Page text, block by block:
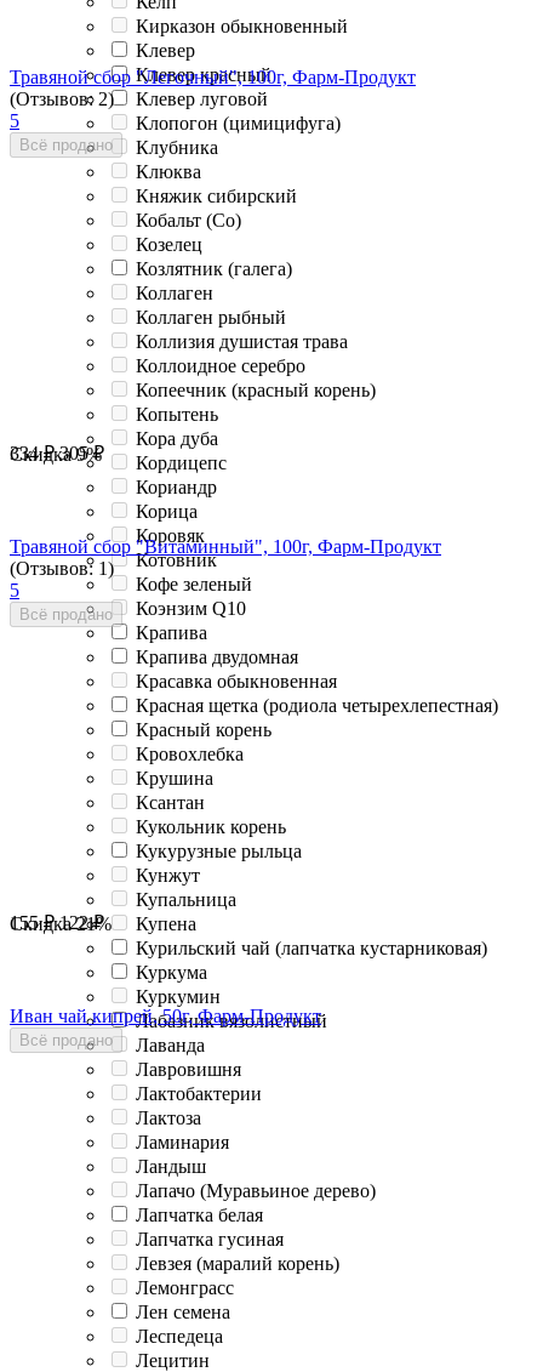
Кирказон обыкновенный
Клевер
Клевер красный
Клевер луговой
Клопогон (цимицифуга)
Клубника
Клюква
Княжик сибирский
Кобальт (Co)
Козелец
Козлятник (галега)
Коллаген
Коллаген рыбный
Коллизия душистая трава
Коллоидное серебро
Копеечник (красный корень)
Копытень
Кора дуба
Кордицепс
Кориандр
Корица
Коровяк
Котовник
Кофе зеленый
Коэнзим Q10
Крапива
Крапива двудомная
Красавка обыкновенная
Красная щетка (родиола четырехлепестная)
Красный корень
Кровохлебка
Крушина
Ксантан
Кукольник корень
Кукурузные рыльца
Кунжут
Купальница
Купена
Курильский чай (лапчатка кустарниковая)
Куркума
Куркумин
Лабазник вязолистный
Лаванда
Лавровишня
Лактобактерии
Лактоза
Ламинария
Ландыш
Лапачо (Муравьиное дерево)
Лапчатка белая
Лапчатка гусиная
Левзея (маралий корень)
Лемонграсс
Лен семена
Леспедеца
Лецитин
Травяной сбор "Легочный", 100г, Фарм-Продукт
(Отзывов: 2)
5
Всё продано
Скидка9%
334 ₽ 305 ₽
Травяной сбор "Витаминный", 100г, Фарм-Продукт
(Отзывов: 1)
5
Всё продано
Скидка21%
155 ₽ 122 ₽
Иван чай кипрей, 50г, Фарм-Продукт
Всё продано